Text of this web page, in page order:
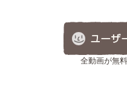
全動画が無